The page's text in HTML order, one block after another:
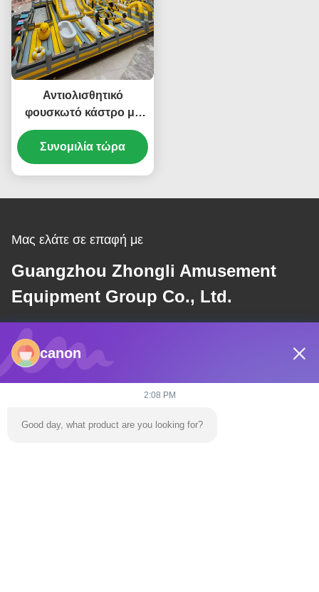
Αντιολισθητικό
φουσκωτό κάστρο με
τραμπάλα Πάρκο
Τραμπολίνο Bounce
House
Συνομιλία τώρα
Μας ελάτε σε επαφή με
Guangzhou Zhongli Amusement
Equipment Group Co., Ltd.
E-mail
dannie@zhongliyoule.com
Η διεύθυνσή μας
canon
2:08 PM
Good day, what product are you looking for?